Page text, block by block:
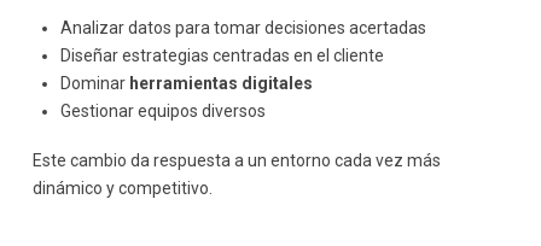
Analizar datos para tomar decisiones acertadas
Diseñar estrategias centradas en el cliente
Dominar herramientas digitales
Gestionar equipos diversos
Este cambio da respuesta a un entorno cada vez más
dinámico y competitivo.